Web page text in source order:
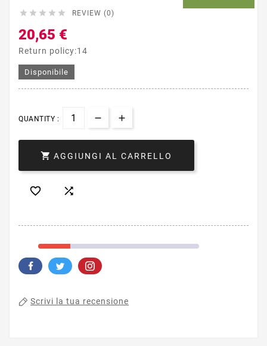
     REVIEW (0)
20,65 €
Return policy:14
Disponibile
QUANTITY :
 AGGIUNGI AL CARRELLO
 
Scrivi la tua recensione